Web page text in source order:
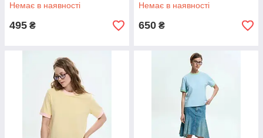
Немає в наявності
495 ₴
Немає в наявності
650 ₴